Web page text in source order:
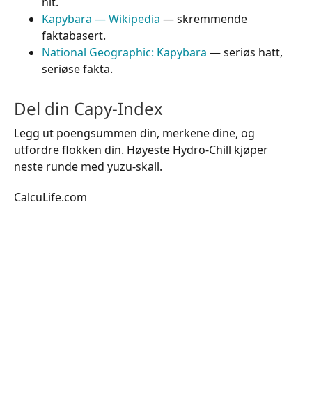
Kapybara — Wikipedia — skremmende
faktabasert.
National Geographic: Kapybara — seriøs hatt,
seriøse fakta.
Del din Capy-Index
Legg ut poengsummen din, merkene dine, og
utfordre flokken din. Høyeste Hydro-Chill kjøper
neste runde med yuzu-skall.
CalcuLife.com